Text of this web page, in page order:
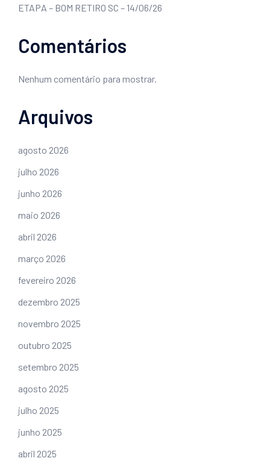
ETAPA – BOM RETIRO SC – 14/06/26
Comentários
Nenhum comentário para mostrar.
Arquivos
agosto 2026
julho 2026
junho 2026
maio 2026
abril 2026
março 2026
fevereiro 2026
dezembro 2025
novembro 2025
outubro 2025
setembro 2025
agosto 2025
julho 2025
junho 2025
abril 2025